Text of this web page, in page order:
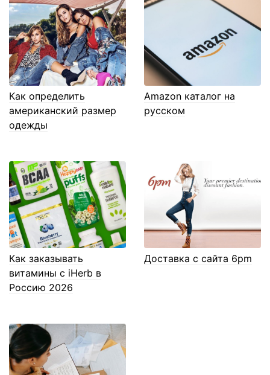
Как определить
американский размер
одежды
Amazon каталог на
русском
Как заказывать
витамины с iHerb в
Россию 2026
Доставка с сайта 6pm